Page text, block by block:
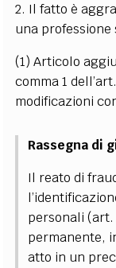
2. Il fatto è
una professione
(1) Articolo
comma 1
modificazioni
Rassegna di
Il reato di
personali
permanente,
atto in un